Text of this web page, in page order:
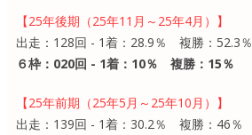
【25年後期（25年11月～25年4月）】
出走：128回 - 1着：28.9％ 複勝：52.3％
６枠：020回 - 1着：10％ 複勝：15％
【25年前期（25年5月～25年10月）】
出走：139回 - 1着：30.2％ 複勝：46％